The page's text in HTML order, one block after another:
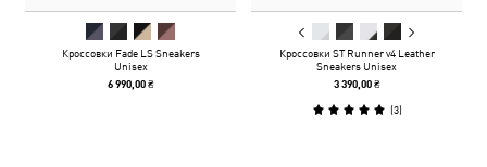
Кроссовки Fade LS Sneakers
Unisex
6 990,00 ₴
Кроссовки ST Runner v4 Leather
Sneakers Unisex
3 390,00 ₴
(3)